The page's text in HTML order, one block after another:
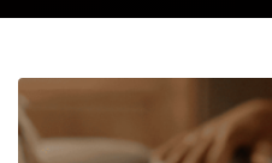
Tag:
ranking